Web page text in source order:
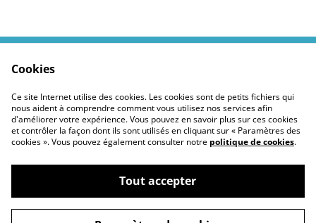
Politiques Site
Confidentialité des
cookies
©2026Moustickat Cie
Cookies
Ce site Internet utilise des cookies. Les cookies sont de petits fichiers qui
nous aident à comprendre comment vous utilisez nos services afin
d'améliorer votre expérience. Vous pouvez en savoir plus sur ces cookies
et contrôler la façon dont ils sont utilisés en cliquant sur « Paramètres des
cookies ». Vous pouvez également consulter notre politique de cookies.
Tout accepter